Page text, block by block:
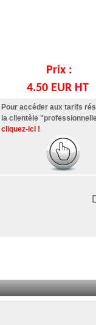
Prix :
4.50 EUR HT
Pour accéder aux tarifs
la clientèle
cliquez-ici !